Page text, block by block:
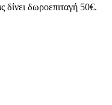
δωροεπιταγή 50€.